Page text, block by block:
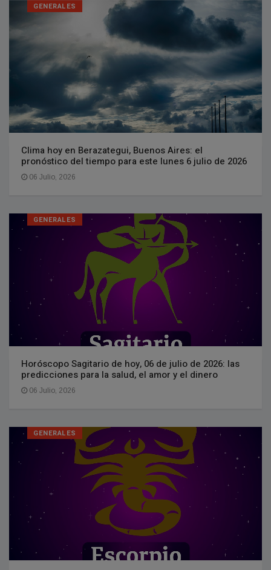
GENERALES
Clima hoy en Berazategui, Buenos Aires: el
pronóstico del tiempo para este lunes 6 julio de 2026
06 Julio, 2026
GENERALES
Horóscopo Sagitario de hoy, 06 de julio de 2026: las
predicciones para la salud, el amor y el dinero
06 Julio, 2026
GENERALES